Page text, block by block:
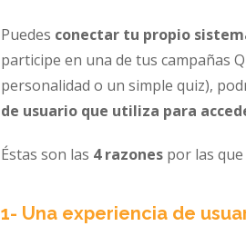
Puedes conectar tu propio
participe en una de tus campañas
personalidad o un simple quiz),
de usuario que utiliza para
Éstas son las 4 razones por las
1- Una experiencia de